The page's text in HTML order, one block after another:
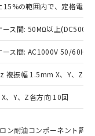
の範囲内で、定格電
ース間: 50MΩ以上(DC500V
ース間: AC1000V 50/60Hz
複振幅 1.5mm X、Y、Z各
X、Y、Z各方向 10回
ン耐油コンポーネント評
会結果は、
の社内デー
であり、閲
庫および標
価格はお客
担当のオ
販売員に
。
以下、 カド
化ビフェニル
ニルエーテル類
ル酸ジブチル
ソブチル
器に対する
門へお問
Cd(カドミウ
リ臭化ビフェ
フタル酸ジ
チルベンジ
: 1000ppm
うち、外国
める商品
）を輸出
合は、日本
務取引許
手続きを
場合は、完
輸出されな
、ミサイ
在庫あり